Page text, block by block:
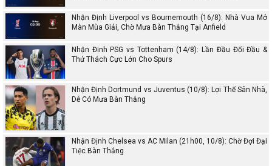
Nhận Định Liverpool vs Bournemouth (16/8): Nhà Vua Mở
Màn Mùa Giải, Chờ Mưa Bàn Thắng Tại Anfield
Nhận Định PSG vs Tottenham (14/8): Lần Đầu Đối Đầu &
Thử Thách Cực Lớn Cho Spurs
Nhận Định Dortmund vs Juventus (10/8): Lợi Thế Sân Nhà,
Dễ Có Mưa Bàn Thắng
Nhận Định Chelsea vs AC Milan (21h00, 10/8): Chờ Đợi Đại
Tiệc Bàn Thắng